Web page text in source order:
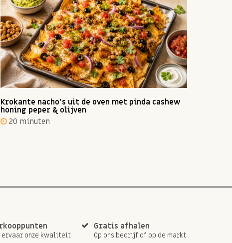
Krokante nacho's uit de oven met pinda cashew
honing peper & olijven
20 minuten
ervaar onze kwaliteit
Gratis afhalen
Op ons bedrijf of op de markt